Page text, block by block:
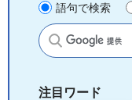
語句で検索
サイト内検索
注目ワード